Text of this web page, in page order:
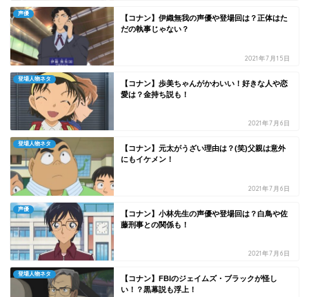
声優
【コナン】伊織無我の声優や登場回は？正体はた
だの執事じゃない？
2021年7月15日
登場人物ネタ
【コナン】歩美ちゃんがかわいい！好きな人や恋
愛は？金持ち説も！
2021年7月6日
登場人物ネタ
【コナン】元太がうざい理由は？(笑)父親は意外
にもイケメン！
2021年7月6日
声優
【コナン】小林先生の声優や登場回は？白鳥や佐
藤刑事との関係も！
2021年7月6日
登場人物ネタ
【コナン】FBIのジェイムズ・ブラックが怪し
い！？黒幕説も浮上！